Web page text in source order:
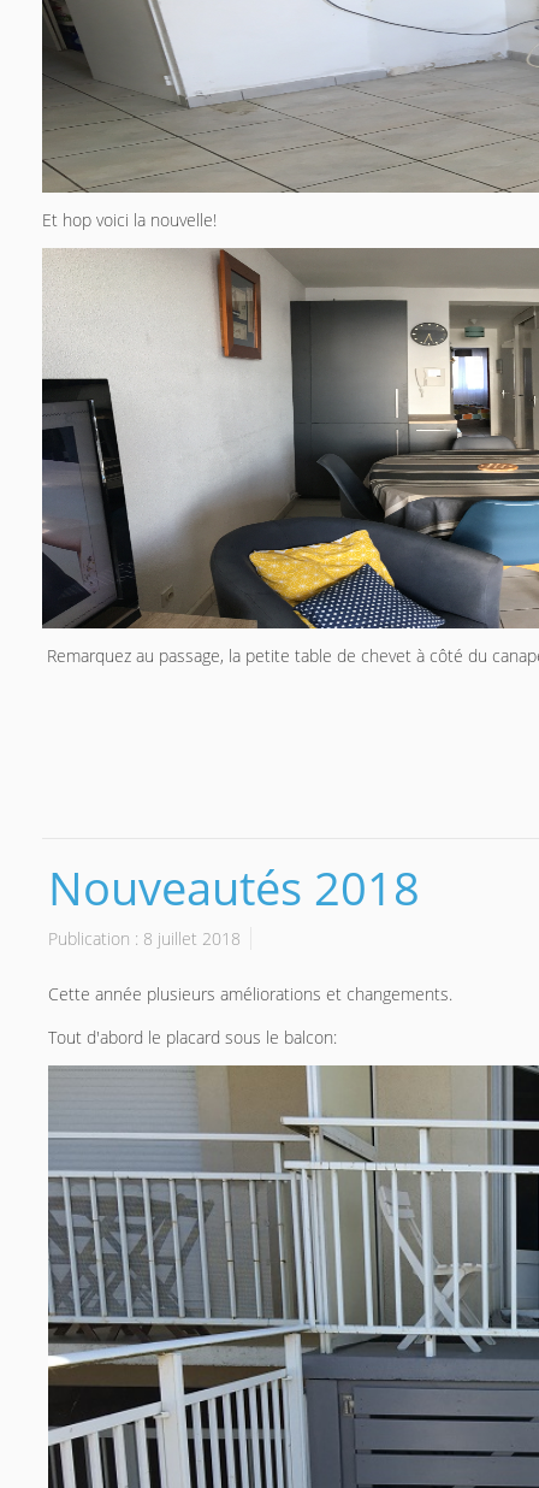
Et hop voici la nouvelle!
Remarquez au passage, la petite table de chevet à côté du
Nouveautés 2018
Publication : 8 juillet 2018
Cette année plusieurs améliorations et changements.
Tout d'abord le placard sous le balcon: